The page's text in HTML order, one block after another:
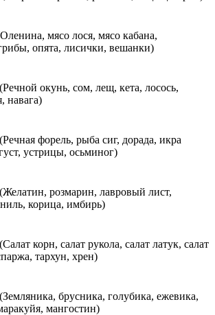
мясо лося, мясо кабана,
опята, лисички, вешанки)
окунь, сом, лещ, кета, лосось,
навага)
форель, рыба сиг, дорада, икра
устрицы, осьминог)
розмарин, лавровый лист,
корица, имбирь)
корн, салат рукола, салат латук, салат
тархун, хрен)
брусника, голубика, ежевика,
мангостин)